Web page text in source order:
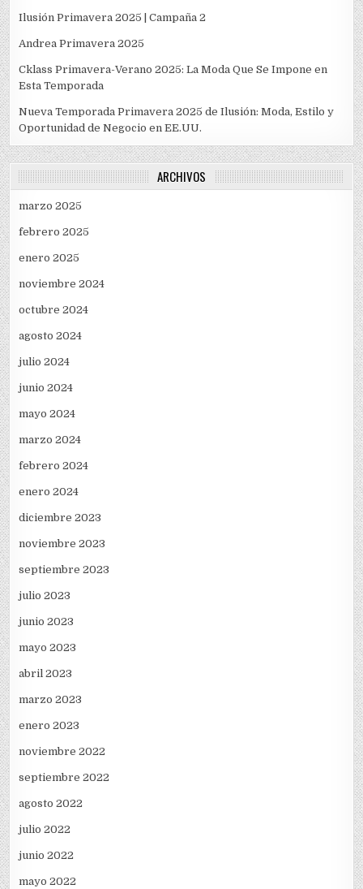
Ilusión Primavera 2025 | Campaña 2
Andrea Primavera 2025
Cklass Primavera-Verano 2025: La Moda Que Se Impone en
Esta Temporada
Nueva Temporada Primavera 2025 de Ilusión: Moda, Estilo y
Oportunidad de Negocio en EE.UU.
ARCHIVOS
marzo 2025
febrero 2025
enero 2025
noviembre 2024
octubre 2024
agosto 2024
julio 2024
junio 2024
mayo 2024
marzo 2024
febrero 2024
enero 2024
diciembre 2023
noviembre 2023
septiembre 2023
julio 2023
junio 2023
mayo 2023
abril 2023
marzo 2023
enero 2023
noviembre 2022
septiembre 2022
agosto 2022
julio 2022
junio 2022
mayo 2022